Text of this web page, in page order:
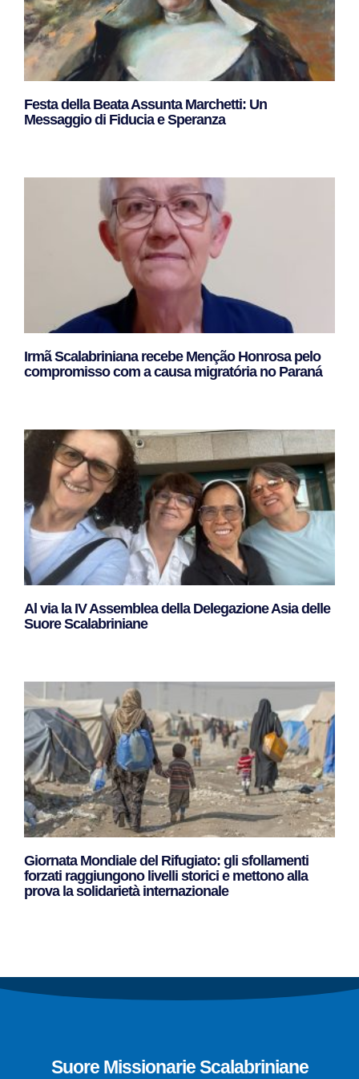
Festa della Beata Assunta Marchetti: Un
Messaggio di Fiducia e Speranza
Irmã Scalabriniana recebe Menção Honrosa pelo
compromisso com a causa migratória no Paraná
Al via la IV Assemblea della Delegazione Asia delle
Suore Scalabriniane
Giornata Mondiale del Rifugiato: gli sfollamenti
forzati raggiungono livelli storici e mettono alla
prova la solidarietà internazionale
Suore Missionarie Scalabriniane